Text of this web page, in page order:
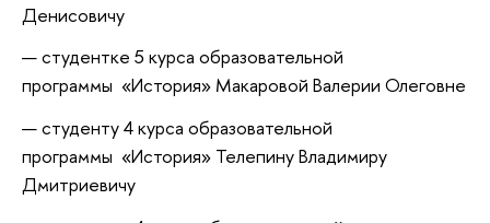
Денисовичу
студентке 5 курса образовательной
программы «История» Макаровой Валерии Олеговне
студенту 4 курса образовательной
программы «История» Телепину Владимиру
Дмитриевичу